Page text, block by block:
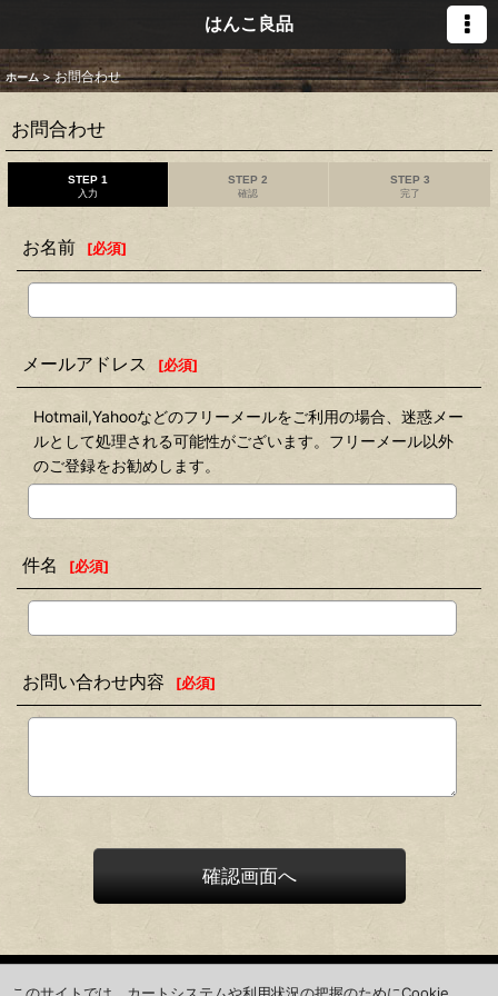
はんこ良品
ホーム > お問合わせ
お問合わせ
STEP 1
入力
STEP 2
確認
STEP 3
完了
お名前 [必須]
メールアドレス [必須]
Hotmail,Yahooなどのフリーメールをご利用の場合、迷惑メー
ルとして処理される可能性がございます。フリーメール以外
のご登録をお勧めします。
件名 [必須]
お問い合わせ内容 [必須]
確認画面へ